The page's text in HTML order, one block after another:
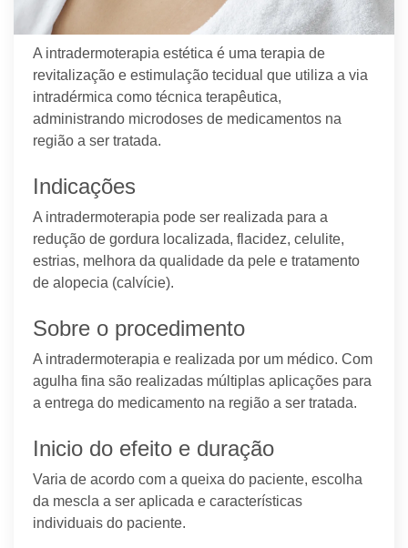
A intradermoterapia estética é uma terapia de
revitalização e estimulação tecidual que utiliza a via
intradérmica como técnica terapêutica,
administrando microdoses de medicamentos na
região a ser tratada.
Indicações
A intradermoterapia pode ser realizada para a
redução de gordura localizada, flacidez, celulite,
estrias, melhora da qualidade da pele e tratamento
de alopecia (calvície).
Sobre o procedimento
A intradermoterapia e realizada por um médico. Com
agulha fina são realizadas múltiplas aplicações para
a entrega do medicamento na região a ser tratada.
Inicio do efeito e duração
Varia de acordo com a queixa do paciente, escolha
da mescla a ser aplicada e características
individuais do paciente.